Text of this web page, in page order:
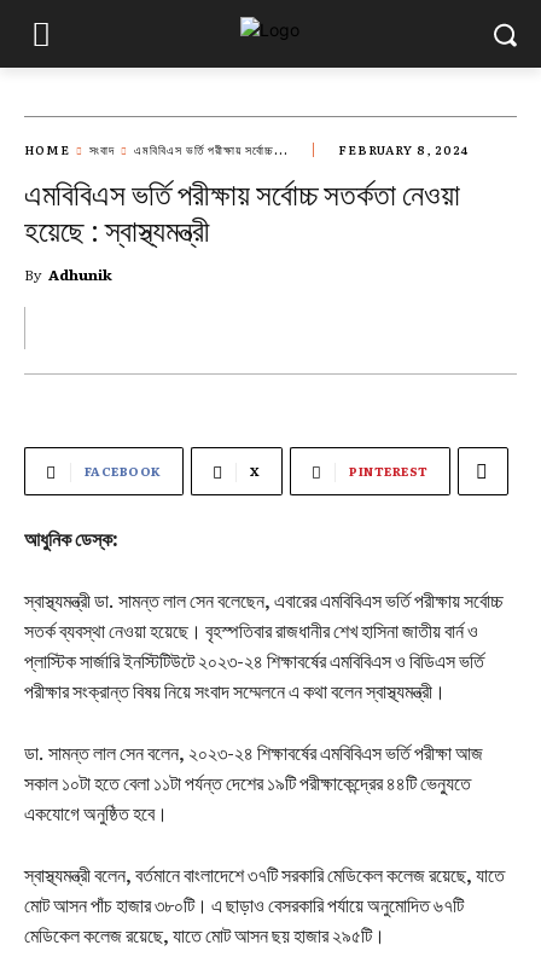
HOME সংবাদ এমবিবিএস ভর্তি পরীক্ষায় সর্বোচ্চ... FEBRUARY 8, 2024
এমবিবিএস ভর্তি পরীক্ষায় সর্বোচ্চ সতর্কতা নেওয়া
হয়েছে : স্বাস্থ্যমন্ত্রী
By Adhunik
FACEBOOK X PINTEREST
আধুনিক ডেস্ক:
স্বাস্থ্যমন্ত্রী ডা. সামন্ত লাল সেন বলেছেন, এবারের এমবিবিএস ভর্তি পরীক্ষায় সর্বোচ্চ
সতর্ক ব্যবস্থা নেওয়া হয়েছে। বৃহস্পতিবার রাজধানীর শেখ হাসিনা জাতীয় বার্ন ও
প্লাস্টিক সার্জারি ইনস্টিটিউটে ২০২৩-২৪ শিক্ষাবর্ষের এমবিবিএস ও বিডিএস ভর্তি
পরীক্ষার সংক্রান্ত বিষয় নিয়ে সংবাদ সম্মেলনে এ কথা বলেন স্বাস্থ্যমন্ত্রী।
ডা. সামন্ত লাল সেন বলেন, ২০২৩-২৪ শিক্ষাবর্ষের এমবিবিএস ভর্তি পরীক্ষা আজ
সকাল ১০টা হতে বেলা ১১টা পর্যন্ত দেশের ১৯টি পরীক্ষাকেন্দ্রের ৪৪টি ভেন্যুতে
একযোগে অনুষ্ঠিত হবে।
স্বাস্থ্যমন্ত্রী বলেন, বর্তমানে বাংলাদেশে ৩৭টি সরকারি মেডিকেল কলেজ রয়েছে, যাতে
মোট আসন পাঁচ হাজার ৩৮০টি। এ ছাড়াও বেসরকারি পর্যায়ে অনুমোদিত ৬৭টি
মেডিকেল কলেজ রয়েছে, যাতে মোট আসন ছয় হাজার ২৯৫টি।